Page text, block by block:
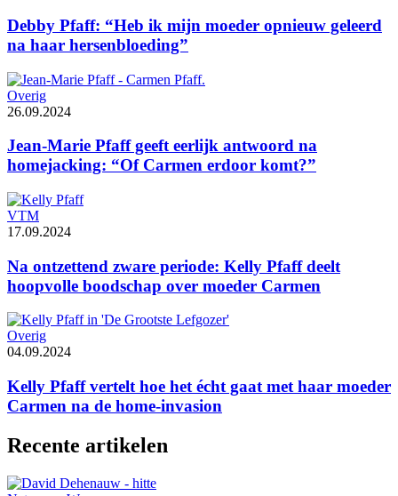
Debby Pfaff: “Heb ik mijn moeder opnieuw geleerd
na haar hersenbloeding”
Overig
26.09.2024
Jean-Marie Pfaff geeft eerlijk antwoord na
homejacking: “Of Carmen erdoor komt?”
VTM
17.09.2024
Na ontzettend zware periode: Kelly Pfaff deelt
hoopvolle boodschap over moeder Carmen
Overig
04.09.2024
Kelly Pfaff vertelt hoe het écht gaat met haar moeder
Carmen na de home-invasion
Recente artikelen